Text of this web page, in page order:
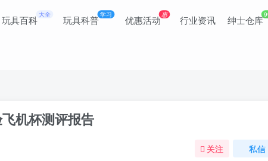
玩具百科 大全 玩具科普学习 优惠活动惠 行业资讯 绅士仓库
机杯测评报告
关注 私信